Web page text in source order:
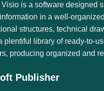
Visio is a software designed
in a well-
structures, technical
plentiful library of ready-to-
producing organized and
Publisher